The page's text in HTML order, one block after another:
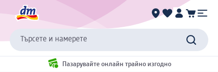
Търсете и намерете
Пазарувайте онлайн трайно изгодно